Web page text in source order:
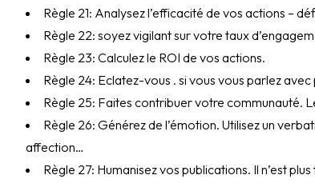
Règle 21: Analysez l’efficacité de vos actions –
Règle 22: soyez vigilant sur votre taux
Règle 23: Calculez le ROI de vos actions.
Règle 24: Eclatez-vous . si vous vous parlez
Règle 25: Faites contribuer votre communauté.
Règle 26: Générez de l’émotion. Utilisez un
affection…
Règle 27: Humanisez vos publications. Il n’est